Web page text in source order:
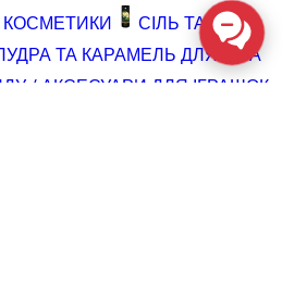
СІЛЬ ТА ПІНА
ТА КАРАМЕЛЬ ДЛЯ ТІЛА
/ АКСЕСУАРИ ДЛЯ ІГРАШОК